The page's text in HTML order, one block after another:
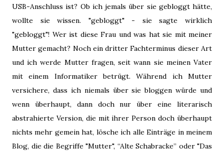
USB-Anschluss ist? Ob ich jemals über sie gebloggt hätte,
wollte sie wissen. "gebloggt" - sie sagte wirklich
"gebloggt"! Wer ist diese Frau und was hat sie mit meiner
Mutter gemacht? Noch ein dritter Fachterminus dieser Art
und ich werde Mutter fragen, seit wann sie meinen Vater
mit einem Informatiker betrügt. Während ich Mutter
versichere, dass ich niemals über sie bloggen würde und
wenn überhaupt, dann doch nur über eine literarisch
abstrahierte Version, die mit ihrer Person doch überhaupt
nichts mehr gemein hat, lösche ich alle Einträge in meinem
Blog, die die Begriffe "Mutter", “Alte Schabracke” oder "Das